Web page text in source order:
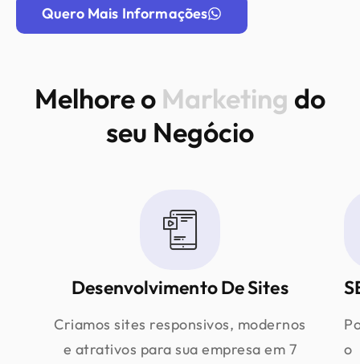
Quero Mais Informações
Melhore o Marketing do
seu Negócio
Desenvolvimento De Sites
Criamos sites responsivos, modernos
e atrativos para sua empresa em 7
o